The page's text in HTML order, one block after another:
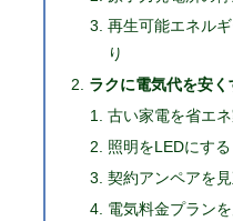
再生可能エネル
り
ラクに電気代を安
古い家電を省エ
照明をLEDにする
契約アンペアを
電気料金プラン